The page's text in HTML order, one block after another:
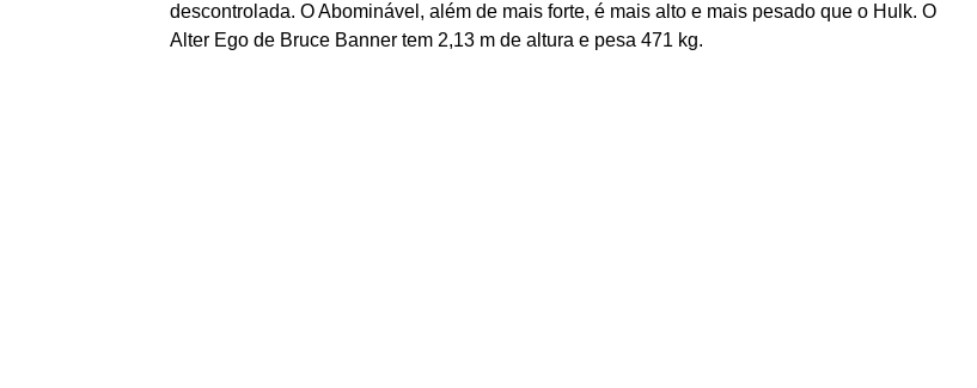
descontrolada. O Abominável, além de mais forte, é mais alto e mais pesado que o Hulk. O
Alter Ego de Bruce Banner tem 2,13 m de altura e pesa 471 kg.